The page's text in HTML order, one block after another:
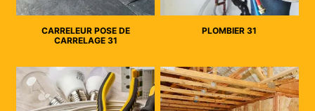
CARRELEUR POSE DE
CARRELAGE 31
PLOMBIER 31